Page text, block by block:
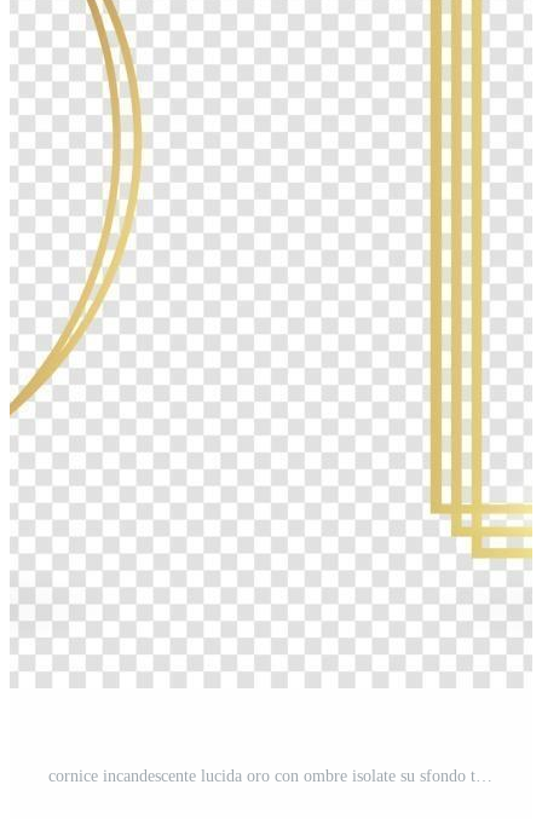
cornice incandescente lucida oro con ombre isolate su sfondo trasparente. bordo di rettangolo realistico vintage di lusso dorato. illustrazione - vettore Vettore Gratuito